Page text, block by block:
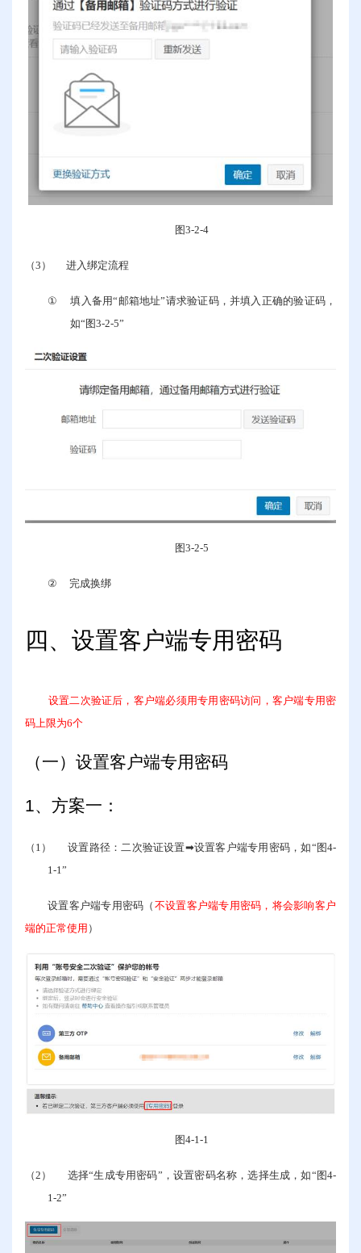
图3-2-4
（3） 进入绑定流程
①
填入备用“邮箱地址”请求验证码，并填入正确的验证码，
如“图 3-2-5”
图3-2-5
② 完成换绑
四、设置客户端专用密码
设置二次验证后，客户端必须用专用密码访问，客户端专用密
码上限为6个
（一）设置客户端专用密码
1、方案一：
（1） 设置路径：二次验证设置➡设置客户端专用密码，如“图4-
1-1”
设置客户端专用密码（ 不设置客户端专用密码，将会影响客户
端的正常使用 ）
图4-1-1
（2） 选择“生成专用密码”，设置密码名称，选择生成，如“图4-
1-2”